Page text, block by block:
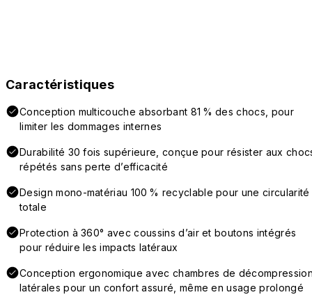
Caractéristiques
Conception multicouche absorbant 81 % des chocs, pour
limiter les dommages internes
Durabilité 30 fois supérieure, conçue pour résister aux
répétés sans perte d’efficacité
Design mono-matériau 100 % recyclable pour une circularité
totale
Protection à 360° avec coussins d’air et boutons intégrés
pour réduire les impacts latéraux
Conception ergonomique avec chambres de
latérales pour un confort assuré, même en usage prolongé